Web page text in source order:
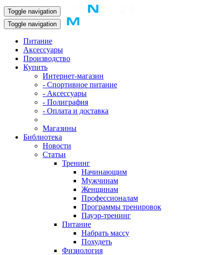
Toggle navigation
Toggle navigation
Питание
Аксессуары
Производство
Купить
Интернет-магазин
- Спортивное питание
- Аксессуары
- Полиграфия
- Оплата и доставка
Магазины
Библиотека
Новости
Статьи
Тренинг
Начинающим
Мужчинам
Женщинам
Профессионалам
Программы тренировок
Пауэр-тренинг
Питание
Набрать массу
Похудеть
Физиология